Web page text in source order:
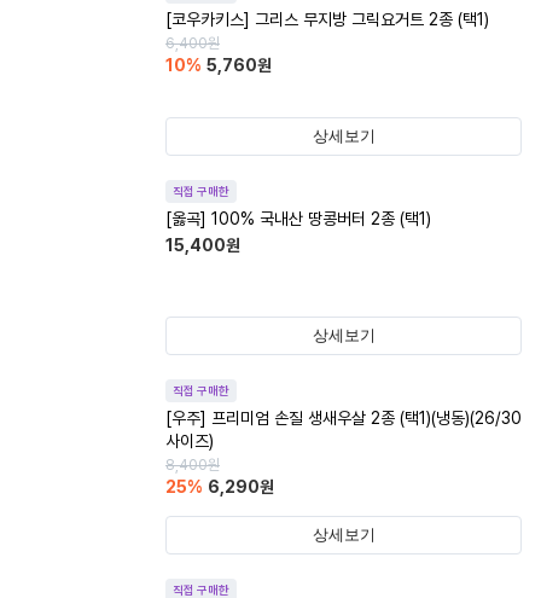
[코우카키스] 그리스 무지방 그릭요거트 2종 (택1)
6,400원
10% 5,760원
상세보기
직접 구매한
[옳곡] 100% 국내산 땅콩버터 2종 (택1)
15,400원
상세보기
직접 구매한
[우주] 프리미엄 손질 생새우살 2종 (택1)(냉동)(26/30
사이즈)
8,400원
25% 6,290원
상세보기
직접 구매한